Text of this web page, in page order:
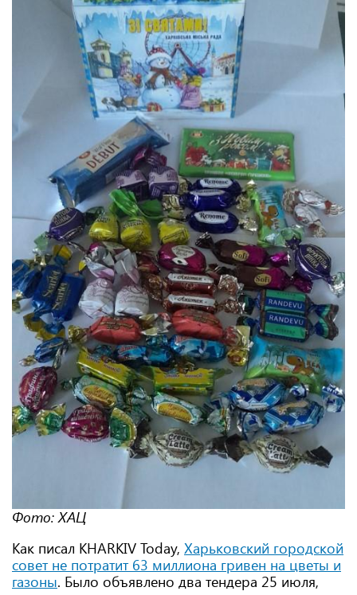
Фото: ХАЦ
Как писал KHARKIV Today, Харьковский городской
совет не потратит 63 миллиона гривен на цветы и
газоны. Было объявлено два тендера 25 июля,